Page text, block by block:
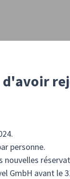
d'avoir
personne.
GmbH avant le